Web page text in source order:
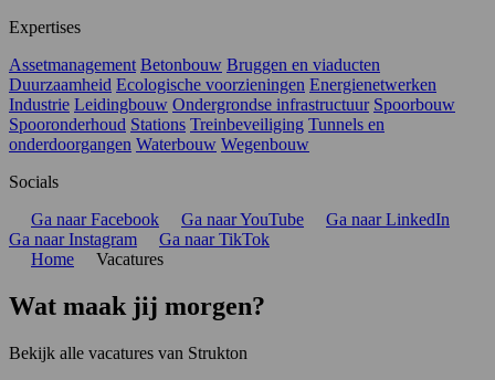
Expertises
Assetmanagement Betonbouw Bruggen en viaducten
Duurzaamheid Ecologische voorzieningen Energienetwerken
Industrie Leidingbouw Ondergrondse infrastructuur Spoorbouw
Spooronderhoud Stations Treinbeveiliging Tunnels en
onderdoorgangen Waterbouw Wegenbouw
Socials
Ga naar Facebook
Ga naar YouTube
Ga naar LinkedIn
Ga naar Instagram
Ga naar TikTok
Home
Vacatures
Wat maak jij morgen?
Bekijk alle vacatures van Strukton